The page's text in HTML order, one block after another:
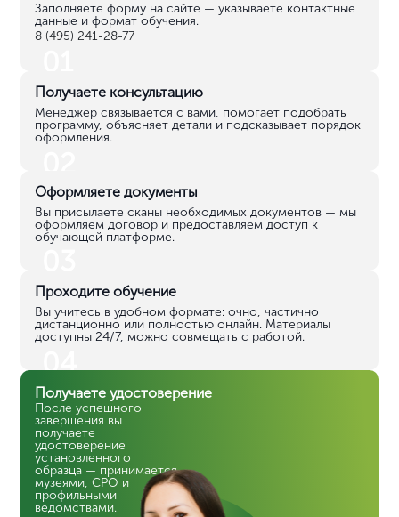
Заполняете форму на сайте — указываете контактные
данные и формат обучения.
8 (495) 241-28-77
Получаете консультацию
Менеджер связывается с вами, помогает подобрать
программу, объясняет детали и подсказывает порядок
оформления.
Оформляете документы
Вы присылаете сканы необходимых документов — мы
оформляем договор и предоставляем доступ к
обучающей платформе.
Проходите обучение
Вы учитесь в удобном формате: очно, частично
дистанционно или полностью онлайн. Материалы
доступны 24/7, можно совмещать с работой.
04
Получаете удостоверение
После успешного
завершения вы
получаете
удостоверение
установленного
образца — принимается
музеями, СРО и
профильными
ведомствами.